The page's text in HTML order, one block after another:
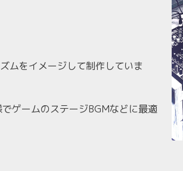
ムをイメージして制作していま
ゲームのステージBGMなどに最適